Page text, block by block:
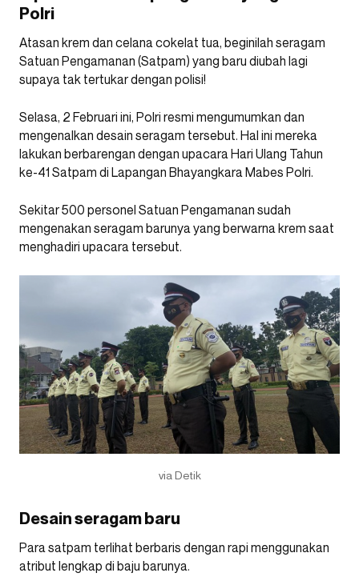
Polri
Atasan krem dan celana cokelat tua, beginilah seragam
Satuan Pengamanan (Satpam) yang baru diubah lagi
supaya tak tertukar dengan polisi!
Selasa, 2 Februari ini, Polri resmi mengumumkan dan
mengenalkan desain seragam tersebut. Hal ini mereka
lakukan berbarengan dengan upacara Hari Ulang Tahun
ke-41 Satpam di Lapangan Bhayangkara Mabes Polri.
Sekitar 500 personel Satuan Pengamanan sudah
mengenakan seragam barunya yang berwarna krem saat
menghadiri upacara tersebut.
via Detik
Desain seragam baru
Para satpam terlihat berbaris dengan rapi menggunakan
atribut lengkap di baju barunya.